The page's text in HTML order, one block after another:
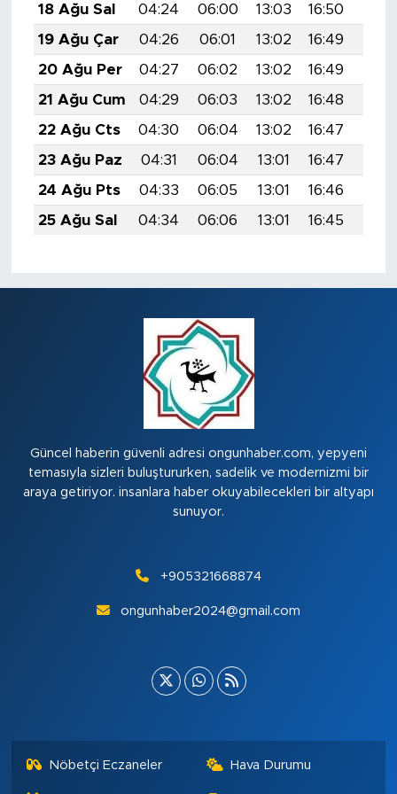
18 Ağu Sal
04:24 06:00 13:03 16:50
19 Ağu Çar
04:26 06:01 13:02 16:49
20 Ağu Per
04:27 06:02 13:02 16:49
21 Ağu Cum
04:29 06:03 13:02 16:48
22 Ağu Cts
04:30 06:04 13:02 16:47
23 Ağu Paz
04:31 06:04 13:01 16:47
24 Ağu Pts
04:33 06:05 13:01 16:46
25 Ağu Sal
04:34 06:06 13:01 16:45
Güncel haberin güvenli adresi ongunhaber.com, yepyeni
temasıyla sizleri buluştururken, sadelik ve modernizmi bir
araya getiriyor. insanlara haber okuyabilecekleri bir altyapı
sunuyor.
+905321668874
ongunhaber2024@gmail.com
Nöbetçi Eczaneler Hava Durumu